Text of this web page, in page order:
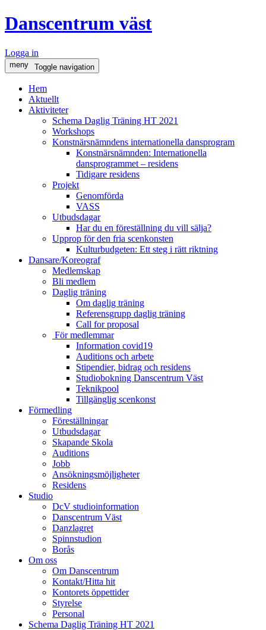
Danscentrum väst
Logga in
meny Toggle navigation
Hem
Aktuellt
Aktiviteter
Schema Daglig Träning HT 2021
Workshops
Konstnärsnämndens internationella dansprogram
Konstnärsnämnden: Internationella
dansprogrammet – residens
Tidigare residens
Projekt
Genomförda
VASS
Utbudsdagar
Har du en föreställning du vill sälja?
Upprop för den fria scenkonsten
Kulturbudgeten: Ett steg i rätt riktning
Dansare/Koreograf
Medlemskap
Bli medlem
Daglig träning
Om daglig träning
Referensgrupp daglig träning
Call for proposal
För medlemmar
Information covid19
Auditions och arbete
Stipendier, bidrag och residens
Studiobokning Danscentrum Väst
Teknikpool
Tillgänglig scenkonst
Förmedling
Föreställningar
Utbudsdagar
Skapande Skola
Auditions
Jobb
Ansökningsmöjligheter
Residens
Studio
DcV studioinformation
Danscentrum Väst
Danzlagret
Spinnstudion
Borås
Om oss
Om Danscentrum
Kontakt/Hitta hit
Kontorets öppettider
Styrelse
Personal
Schema Daglig Träning HT 2021